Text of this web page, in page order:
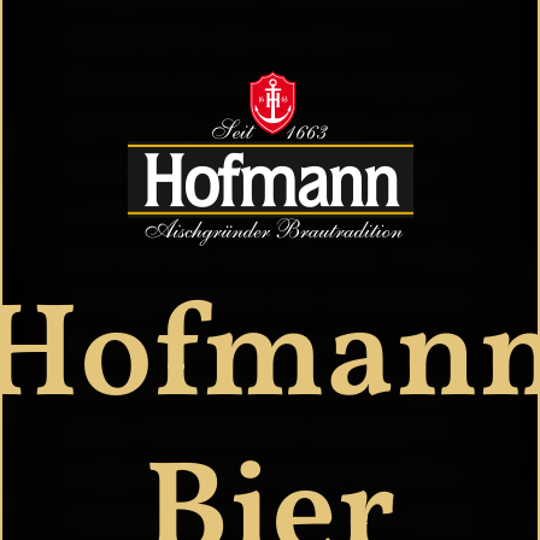
Bekannten sitzt und über das vergangene
Jahr plaudert. Auch ein deftiges Essen darf
hierbei natürlich nicht fehlen. Und wenn
es dann so richtig festlich wird, natürlich
auch noch das richtige Bier dazu. Für diese
Jahreszeit brauen wir hier in Pahres immer
ein ganz besonderes Bier. Unser
Weihnachts-Festbier! Ein Bier das so ganz
ausgesuchten Spezialmalzen. Leuchtend
orange-rote Farbe und körperreich, malzig